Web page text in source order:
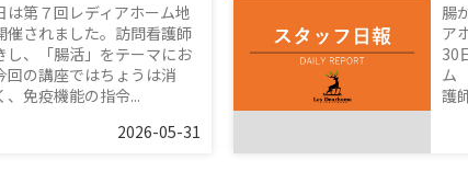
第７回レディアホーム地
催されました。訪問看護師
し、「腸活」をテーマにお
回の講座ではちょうは消
免疫機能の指令...
2026-05-31
腸
ア
30
ム
護